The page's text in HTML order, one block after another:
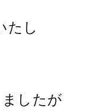
たし
したが